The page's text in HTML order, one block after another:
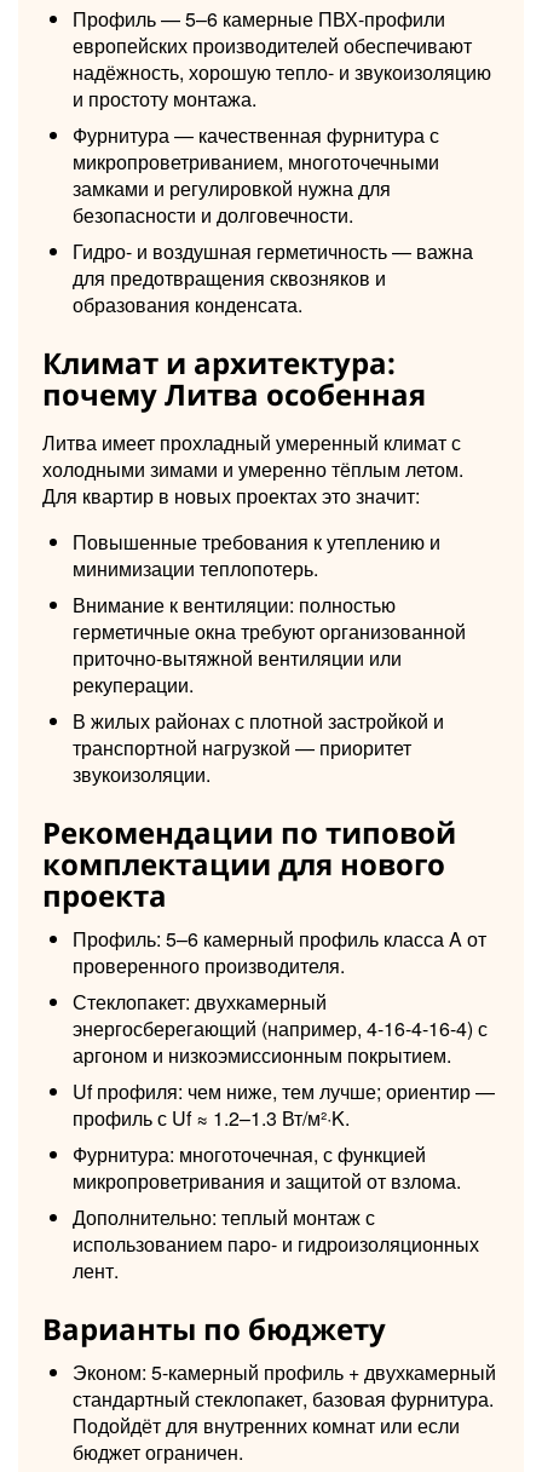
Профиль — 5–6 камерные ПВХ-профили
европейских производителей обеспечивают
надёжность, хорошую тепло- и звукоизоляцию
и простоту монтажа.
Фурнитура — качественная фурнитура с
микропроветриванием, многоточечными
замками и регулировкой нужна для
безопасности и долговечности.
Гидро- и воздушная герметичность — важна
для предотвращения сквозняков и
образования конденсата.
Климат и архитектура:
почему Литва особенная
Литва имеет прохладный умеренный климат с
холодными зимами и умеренно тёплым летом.
Для квартир в новых проектах это значит:
Повышенные требования к утеплению и
минимизации теплопотерь.
Внимание к вентиляции: полностью
герметичные окна требуют организованной
приточно-вытяжной вентиляции или
рекуперации.
В жилых районах с плотной застройкой и
транспортной нагрузкой — приоритет
звукоизоляции.
Рекомендации по типовой
комплектации для нового
проекта
Профиль: 5–6 камерный профиль класса A от
проверенного производителя.
Стеклопакет: двухкамерный
энергосберегающий (например, 4-16-4-16-4) с
аргоном и низкоэмиссионным покрытием.
Uf профиля: чем ниже, тем лучше; ориентир —
профиль с Uf ≈ 1.2–1.3 Вт/м²·K.
Фурнитура: многоточечная, с функцией
микропроветривания и защитой от взлома.
Дополнительно: теплый монтаж с
использованием паро- и гидроизоляционных
лент.
Варианты по бюджету
Эконом: 5-камерный профиль + двухкамерный
стандартный стеклопакет, базовая фурнитура.
Подойдёт для внутренних комнат или если
бюджет ограничен.